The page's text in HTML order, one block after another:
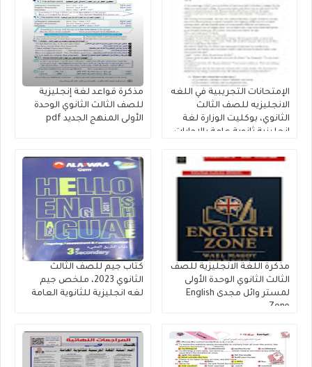
الإمتحانات التجريبية في اللغه
الانجليزيه للصف الثالث
الثانوي، بوكليت الوزارة لغة
إنجليزية ثانوية عامة بالإجابات
مذكرة قواعد لغة إنجليزية
للصف الثالث الثانوي الوحدة
الأولى المنهج الجديد pdf
مذكرة اللغة الانجليزية للصف
الثالث الثانوي الوحدة الأولى
لمستر وائل مجدى English
Zone
كتاب جيم للصف الثالث
الثانوي 2023، ملخص جيم
لغه انجليزية للثانوية العامة